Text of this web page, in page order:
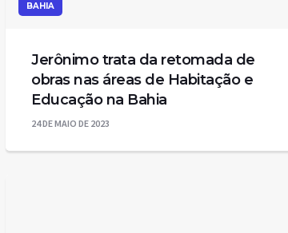
BAHIA
Jerônimo trata da retomada de
obras nas áreas de Habitação e
Educação na Bahia
24 DE MAIO DE 2023